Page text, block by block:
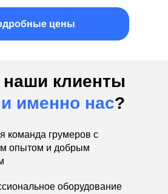
цены
клиенты
именно нас?
команда грумеров с
опытом и добрым
оборудование